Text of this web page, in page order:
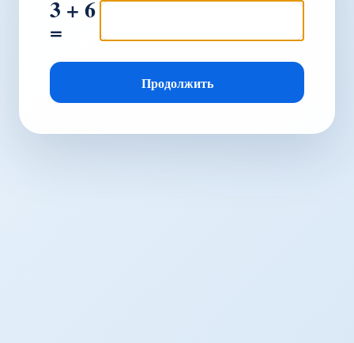
3 + 6
=
Продолжить